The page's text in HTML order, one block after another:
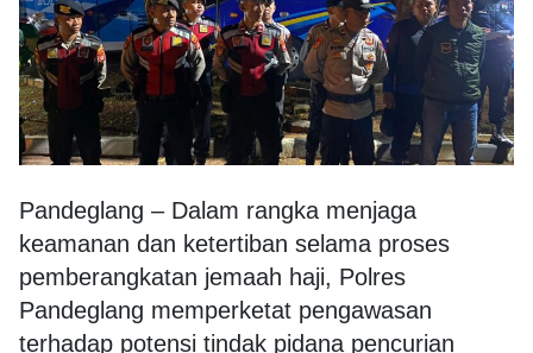
Pandeglang – Dalam rangka menjaga
keamanan dan ketertiban selama proses
pemberangkatan jemaah haji, Polres
Pandeglang memperketat pengawasan
terhadap potensi tindak pidana pencurian